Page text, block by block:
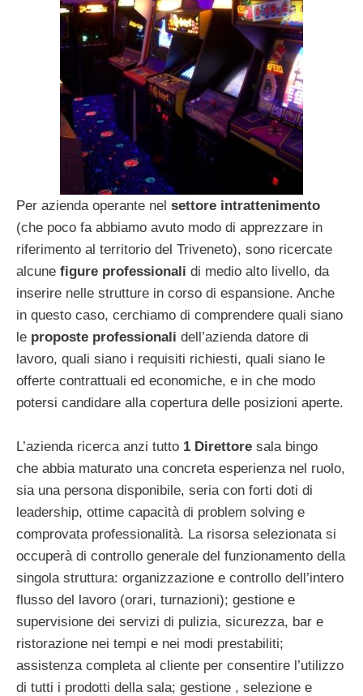
Per azienda operante nel settore intrattenimento
(che poco fa abbiamo avuto modo di apprezzare in
riferimento al territorio del Triveneto), sono ricercate
alcune figure professionali di medio alto livello, da
inserire nelle strutture in corso di espansione. Anche
in questo caso, cerchiamo di comprendere quali siano
le proposte professionali dell’azienda datore di
lavoro, quali siano i requisiti richiesti, quali siano le
offerte contrattuali ed economiche, e in che modo
potersi candidare alla copertura delle posizioni aperte.
L’azienda ricerca anzi tutto 1 Direttore sala bingo
che abbia maturato una concreta esperienza nel ruolo,
sia una persona disponibile, seria con forti doti di
leadership, ottime capacità di problem solving e
comprovata professionalità. La risorsa selezionata si
occuperà di controllo generale del funzionamento della
singola struttura: organizzazione e controllo dell’intero
flusso del lavoro (orari, turnazioni); gestione e
supervisione dei servizi di pulizia, sicurezza, bar e
ristorazione nei tempi e nei modi prestabiliti;
assistenza completa al cliente per consentire l’utilizzo
di tutti i prodotti della sala; gestione , selezione e